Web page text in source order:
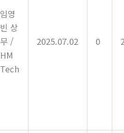
임영
빈 상
무 /
HM
Tech
2025.07.02 0